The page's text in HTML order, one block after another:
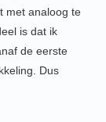
met analoog te
is dat ik
de eerste
Dus